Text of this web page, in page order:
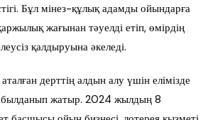
Бұл мінез-құлық адамды ойындарға
жағынан тәуелді етіп, өмірдің
қалдыруына әкеледі.
дерттің алдын алу үшін елімізде
жатыр. 2024 жылдың 8